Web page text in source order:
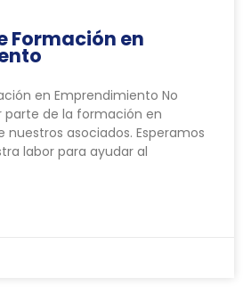
Formación en
en Emprendimiento No
parte de la formación en
asociados. Esperamos
labor para ayudar al